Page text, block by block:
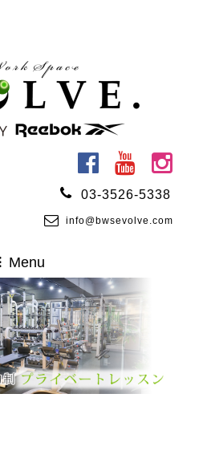
03-3526-5338
info@bwsevolve.com